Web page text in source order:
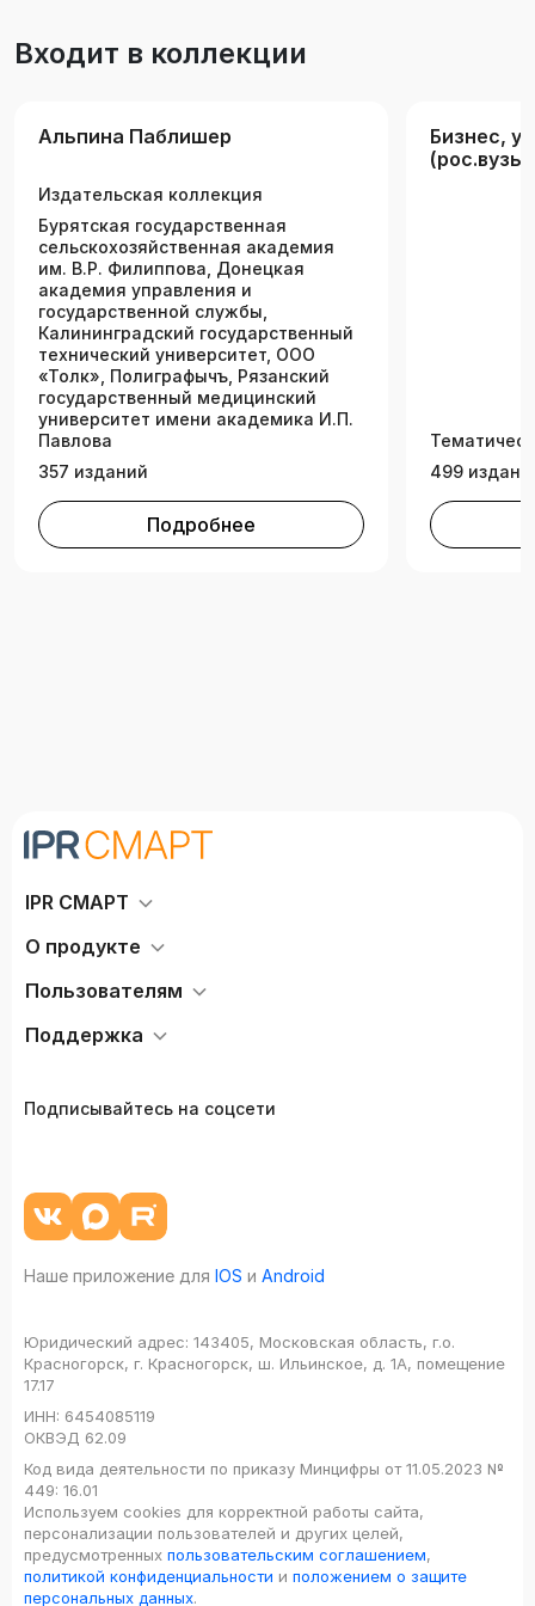
от того, изучаете вы ее самостоятельно или в
высшего звена, не имеющих специального
финансового и бухгалтерского образования.
Входит в коллекции
Альпина Паблишер
Издательская коллекция
Бурятская государственная
сельскохозяйственная академия
им. В.Р. Филиппова, Донецкая
академия управления и
государственной службы,
Калининградский государственный
технический университет, ООО
«Толк», Полиграфычъ, Рязанский
государственный медицинский
университет имени академика И.П.
Павлова
357 изданий
Подробнее
Бизнес,
(рос.вузы
499
IPR СМАРТ
О продукте
Пользователям
Поддержка
Подписывайтесь на соцсети
Наше приложение для IOS и Android
Юридический адрес: 143405, Московская область, г.о.
Красногорск, г. Красногорск, ш. Ильинское, д. 1А, помещение
17.17
ИНН: 6454085119
ОКВЭД 62.09
Код вида деятельности по приказу Минцифры от 11.05.2023 №
449: 16.01
Используем cookies для корректной работы сайта,
персонализации пользователей и других целей,
предусмотренных пользовательским соглашением,
политикой конфиденциальности и положением о защите
персональных данных.